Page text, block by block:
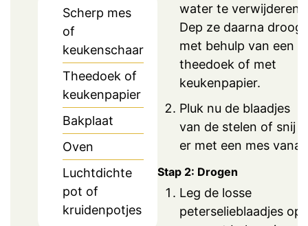
Scherp mes
of
keukenschaar
Theedoek of
keukenpapier
Bakplaat
Oven
Luchtdichte
pot of
kruidenpotjes
water te verwijderen.
Dep ze daarna droog
met behulp van een
theedoek of met
keukenpapier.
Pluk nu de blaadjes
van de stelen of snij
er met een mes vanaf.
Stap 2: Drogen
Leg de losse
peterselieblaadjes op